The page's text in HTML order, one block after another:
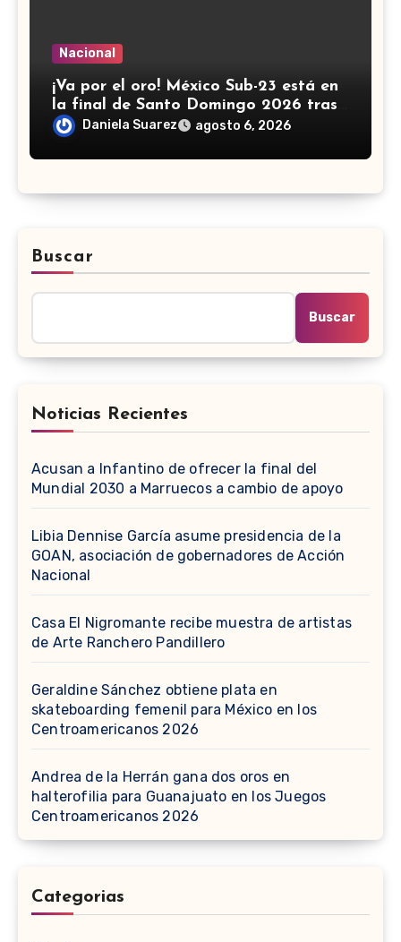
Nacional
¡Va por el oro! México Sub-23 está en
la final de Santo Domingo 2026 tras
golear a Panamá
Daniela Suarez agosto 6, 2026
Buscar
Buscar
Noticias Recientes
Acusan a Infantino de ofrecer la final del
Mundial 2030 a Marruecos a cambio de apoyo
Libia Dennise García asume presidencia de la
GOAN, asociación de gobernadores de Acción
Nacional
Casa El Nigromante recibe muestra de artistas
de Arte Ranchero Pandillero
Geraldine Sánchez obtiene plata en
skateboarding femenil para México en los
Centroamericanos 2026
Andrea de la Herrán gana dos oros en
halterofilia para Guanajuato en los Juegos
Centroamericanos 2026
Categorias